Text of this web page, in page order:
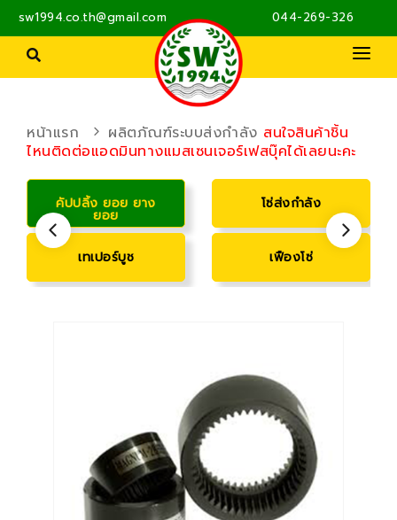
sw1994.co.th@gmail.com 044-269-326
PRODUCTS
ผลิตภัณฑ์ MILWAUKEE
ซีล โอริง ปะเก็น
ตลับลูกปืน
น้ำมันหล่อลื่นและจาระบี
ปั๊มน้ำ
ปั๊มลม อุปกรณ์ลม
ผลิตภัณฑ์ระบบส่งกำลัง
พัดลมอุตสาหกรรม
มอเตอร์ไฟฟ้า
อุปกรณ์ความปลอดภัย
อุปกรณ์ทำความสะอาดชิ้นงาน
อุปกรณ์ประปา
อุปกรณ์โซ่เหล็กและลวดสลิง
ตลับลูกปืน ชุดตลับลูกปืน
ผลิตภัณฑ์บำรุงรักษาตลับลูกปืน
การตรวจสอบสภาพ
ระบบการหล่อลื่น
ABOUT US
CONTACT
หน้าแรก ผลิตภัณฑ์ระบบส่งกำลัง สนใจสินค้าชิ้น
ไหนติดต่อแอดมินทางแมสเซนเจอร์เฟสบุ๊คได้เลยนะคะ
คัปปลิ้ง ยอย ยาง
ยอย
โซ่ส่งกำลัง
เทเปอร์บูช เฟืองโซ่